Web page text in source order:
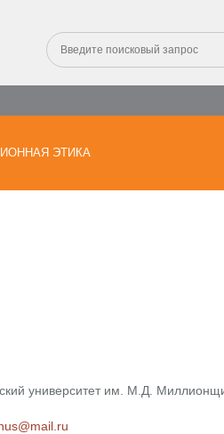
ЭТИКА
университет им. М.Д.